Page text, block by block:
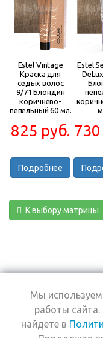
Estel Vintage
Краска для
седых волос
9/71 Блондин
коричнево-
пепельный 60 мл.
825 руб.
Подробнее
Estel
К выбору матрицы
+7 (495) 969-0950
2026 © Интернет-
Мы
работы
найдете в